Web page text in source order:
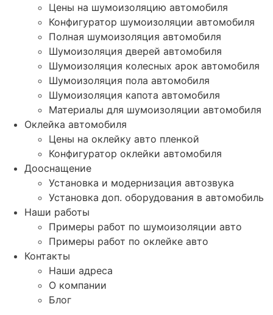
Цены на шумоизоляцию автомобиля
Конфигуратор шумоизоляции автомобиля
Полная шумоизоляция автомобиля
Шумоизоляция дверей автомобиля
Шумоизоляция колесных арок автомобиля
Шумоизоляция пола автомобиля
Шумоизоляция капота автомобиля
Материалы для шумоизоляции автомобиля
Оклейка автомобиля
Цены на оклейку авто пленкой
Конфигуратор оклейки автомобиля
Дооснащение
Установка и модернизация автозвука
Установка доп. оборудования в автомобиль
Наши работы
Примеры работ по шумоизоляции авто
Примеры работ по оклейке авто
Контакты
Наши адреса
О компании
Блог